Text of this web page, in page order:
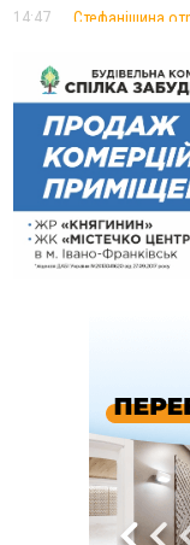
14:47
Стефанішина
14:02
«Пілот з
майже 64
13:13
У четвер на
13:00
На Снятинщині
у полі невідому
12:29
У МОЗ змінили
роботи
12:07
На межі
У Франківську
Росія вдарила
пошкоджено
Верховний суд
ставками в
На Каскаді
На